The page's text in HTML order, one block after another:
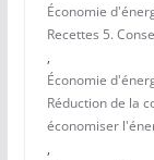
Économie
Recettes 5.
,
Économie
Réduction de la
économiser
,